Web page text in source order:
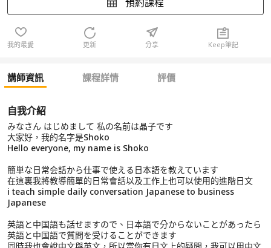
我的最愛 更新 分享 Keep筆記
講師資訊 課程詳情 評價
自我介紹
みなさん はじめまして 私の名前は晶子です
大家好，我的名字是Shoko
Hello everyone, my name is Shoko
簡単な日常会話から仕事で使える日本語を教えています
在這裏我將教導簡單的日常會話以及工作上也可以使用的進階日文
i teach simple daily conversation Japanese to business
Japanese
英語と中国語も話せますので、日本語で分からないことがあったら
英語と中国語で質問を受けることができます